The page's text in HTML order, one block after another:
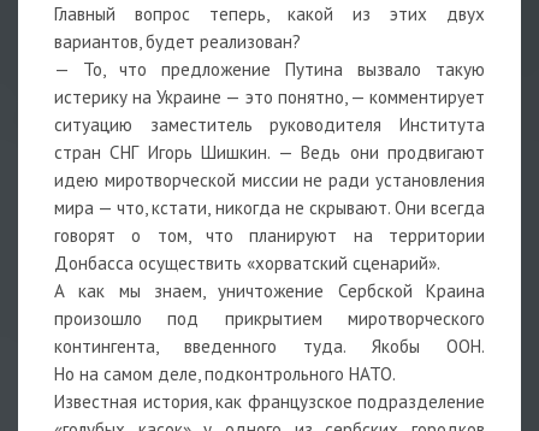
Главный вопрос теперь, какой из этих двух
вариантов, будет реализован?
— То, что предложение Путина вызвало такую
истерику на Украине — это понятно, — комментирует
ситуацию заместитель руководителя Института
стран СНГ Игорь Шишкин. — Ведь они продвигают
идею миротворческой миссии не ради установления
мира — что, кстати, никогда не скрывают. Они всегда
говорят о том, что планируют на территории
Донбасса осуществить «хорватский сценарий».
А как мы знаем, уничтожение Сербской Краина
произошло под прикрытием миротворческого
контингента, введенного туда. Якобы ООН.
Но на самом деле, подконтрольного НАТО.
Известная история, как французское подразделение